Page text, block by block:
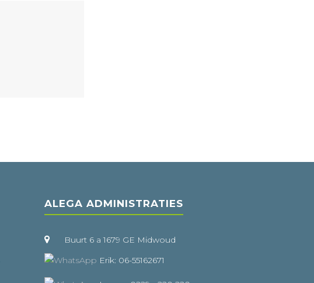
ALEGA ADMINISTRATIES
Buurt 6 a 1679 GE Midwoud
Erik: 06-55162671